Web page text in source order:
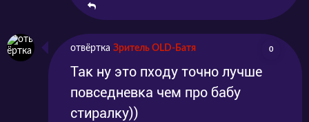
отвёртка Зритель OLD-Батя 0
Так ну это пходу точно лучше
повседневка чем про бабу
стиралку))